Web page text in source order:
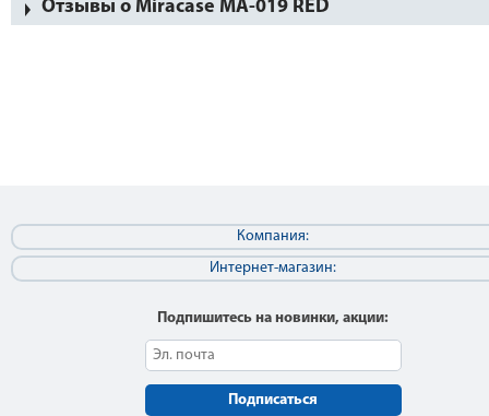
Отзывы о Miracase MA-019 RED
Компания:
Интернет-магазин:
Подпишитесь на новинки, акции:
Подписаться